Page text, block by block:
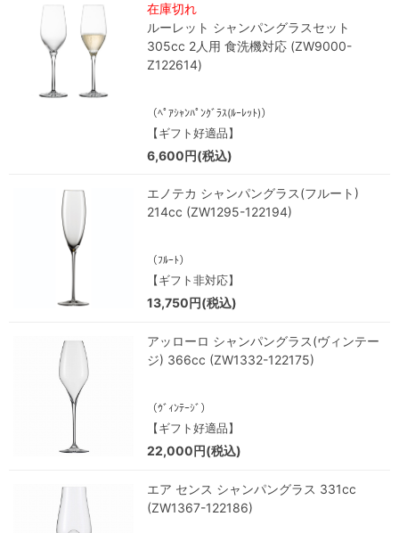
在庫切れ
ルーレット シャンパングラスセット
305cc 2人用 食洗機対応 (ZW9000-
Z122614)
（ﾍﾟｱｼｬﾝﾊﾟﾝｸﾞﾗｽ(ﾙｰﾚｯﾄ)）
【ギフト好適品】
6,600円(税込)
エノテカ シャンパングラス(フルート)
214cc (ZW1295-122194)
（ﾌﾙｰﾄ）
【ギフト非対応】
13,750円(税込)
アッローロ シャンパングラス(ヴィンテー
ジ) 366cc (ZW1332-122175)
（ｳﾞｨﾝﾃｰｼﾞ）
【ギフト好適品】
22,000円(税込)
エア センス シャンパングラス 331cc
(ZW1367-122186)